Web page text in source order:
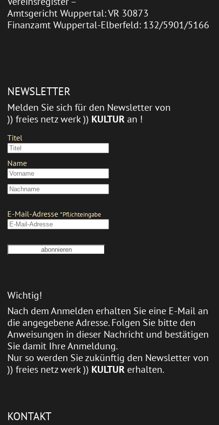
Amtsgericht Wuppertal: VR 30873
Finanzamt Wuppertal-Elberfeld: 132/5901/5166
NEWSLETTER
Melden Sie sich für den Newsletter von
)) freies netz werk )) KULTURan !
Wichtig!
Nach dem Anmelden erhalten Sie eine E-Mail an
die angegebene Adresse. Folgen Sie bitte den
Anweisungen in dieser Nachricht und bestätigen
Sie damit Ihre Anmeldung.
Nur so werden Sie zukünftig den Newsletter von
)) freies netz werk )) KULTUR erhalten.
KONTAKT